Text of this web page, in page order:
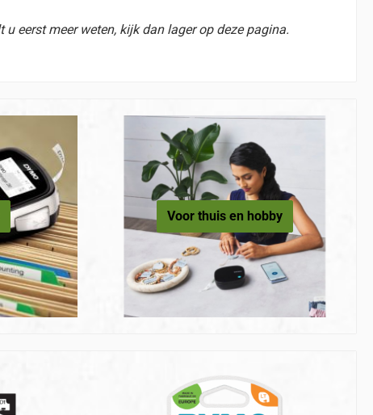
eerst meer weten, kijk dan lager op deze pagina.
Voor thuis en hobby